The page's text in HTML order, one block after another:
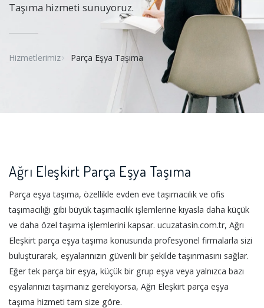
Taşıma hizmeti sunuyoruz.
Hizmetlerimiz Parça Eşya Taşıma
Ağrı Eleşkirt Parça Eşya Taşıma
Parça eşya taşıma, özellikle evden eve taşımacılık ve ofis
taşımacılığı gibi büyük taşımacılık işlemlerine kıyasla daha küçük
ve daha özel taşıma işlemlerini kapsar. ucuzatasin.com.tr, Ağrı
Eleşkirt parça eşya taşıma konusunda profesyonel firmalarla sizi
buluşturarak, eşyalarınızın güvenli bir şekilde taşınmasını sağlar.
Eğer tek parça bir eşya, küçük bir grup eşya veya yalnızca bazı
eşyalarınızı taşımanız gerekiyorsa, Ağrı Eleşkirt parça eşya
taşıma hizmeti tam size göre.